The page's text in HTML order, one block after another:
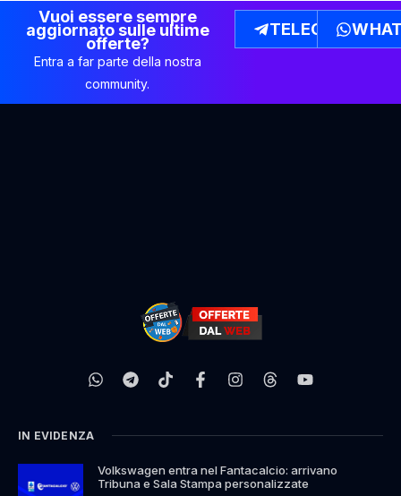
Vuoi essere sempre
aggiornato sulle ultime
offerte?
Entra a far parte della nostra
community.
TELEGRAM
IN EVIDENZA
Volkswagen entra nel Fantacalcio: arrivano
Tribuna e Sala Stampa personalizzate